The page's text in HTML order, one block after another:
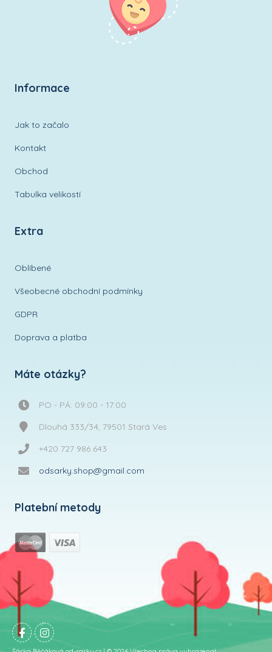
Informace
Jak to začalo
Kontakt
Obchod
Tabulka velikostí
Extra
Oblíbené
Všeobecné obchodní podmínky
GDPR
Doprava a platba
Máte otázky?
PO - PÁ: 09:00 - 17:00
Dlouhá 333/34, 79501 Stará Ves
+420 727 986 643
odsarky.shop@gmail.com
Platební metody